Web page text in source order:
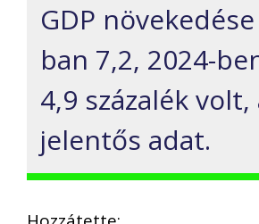
GDP
ban 7,2, 2024-
4,9 százalék volt,
jelentős adat.